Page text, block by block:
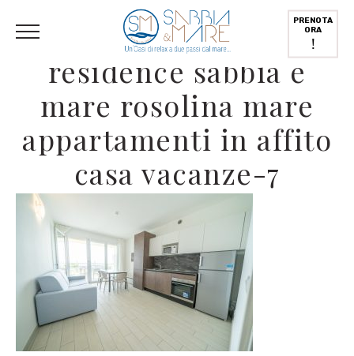
PRENOTA
ORA
!
residence sabbia e
mare rosolina mare
appartamenti in affito
casa vacanze-7
Inglese) Deutsch ( Tedesco Italiano